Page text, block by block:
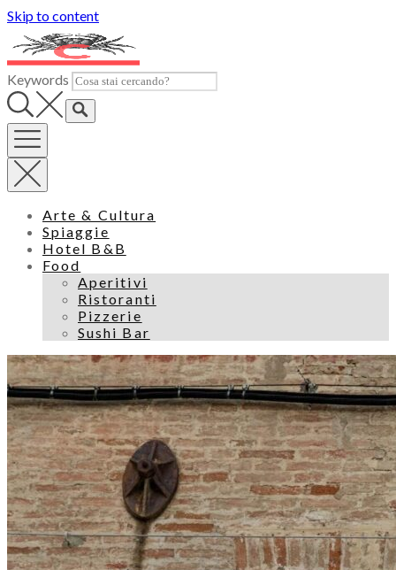
Skip to content
Keywords
Arte & Cultura
Spiaggie
Hotel B&B
Food
Aperitivi
Ristoranti
Pizzerie
Sushi Bar